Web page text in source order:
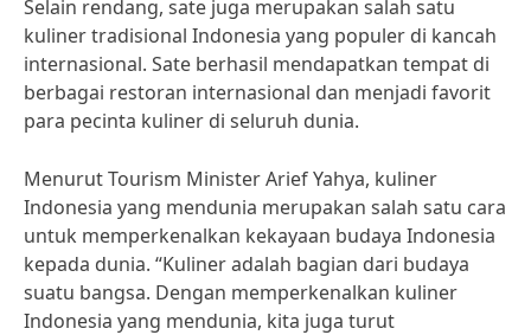
Selain rendang, sate juga merupakan salah satu
kuliner tradisional Indonesia yang populer di kancah
internasional. Sate berhasil mendapatkan tempat di
berbagai restoran internasional dan menjadi favorit
para pecinta kuliner di seluruh dunia.
Menurut Tourism Minister Arief Yahya, kuliner
Indonesia yang mendunia merupakan salah satu cara
untuk memperkenalkan kekayaan budaya Indonesia
kepada dunia. “Kuliner adalah bagian dari budaya
suatu bangsa. Dengan memperkenalkan kuliner
Indonesia yang mendunia, kita juga turut